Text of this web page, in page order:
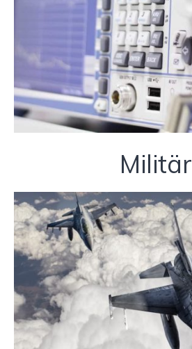
Militär